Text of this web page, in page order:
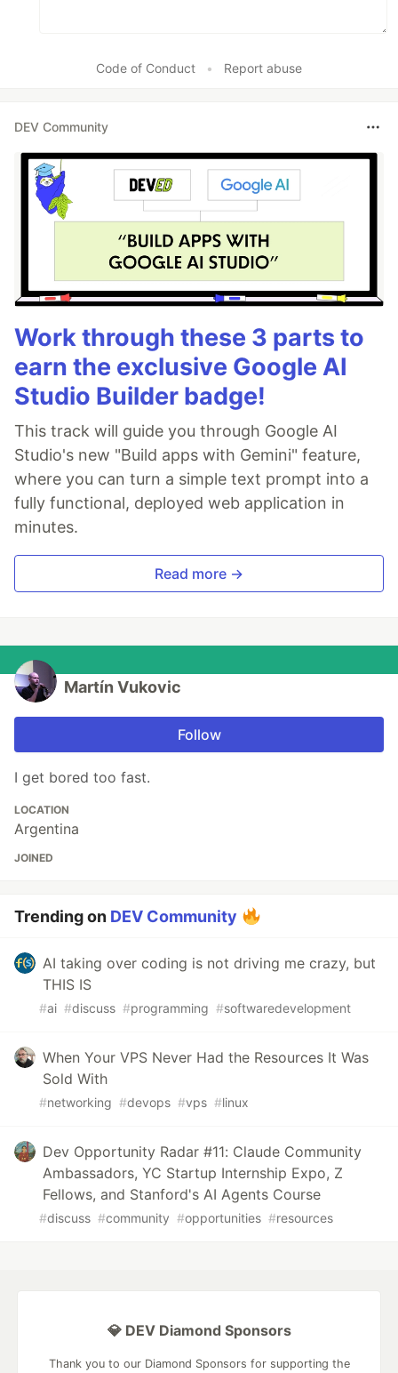
Code of Conduct • Report abuse
DEV Community
Work through these 3 parts to
earn the exclusive Google AI
Studio Builder badge!
This track will guide you through Google AI
Studio's new "Build apps with Gemini" feature,
where you can turn a simple text prompt into a
fully functional, deployed web application in
minutes.
Read more →
Martín Vukovic
Follow
I get bored too fast.
LOCATION
Argentina
JOINED
Trending on DEV Community
AI taking over coding is not driving me crazy, but
THIS IS
#ai #discuss #programming #softwaredevelopment
When Your VPS Never Had the Resources It Was
Sold With
#networking #devops #vps #linux
Dev Opportunity Radar #11: Claude Community
Ambassadors, YC Startup Internship Expo, Z
Fellows, and Stanford's AI Agents Course
#discuss #community #opportunities #resources
💎 DEV Diamond Sponsors
Thank you to our Diamond Sponsors for supporting the